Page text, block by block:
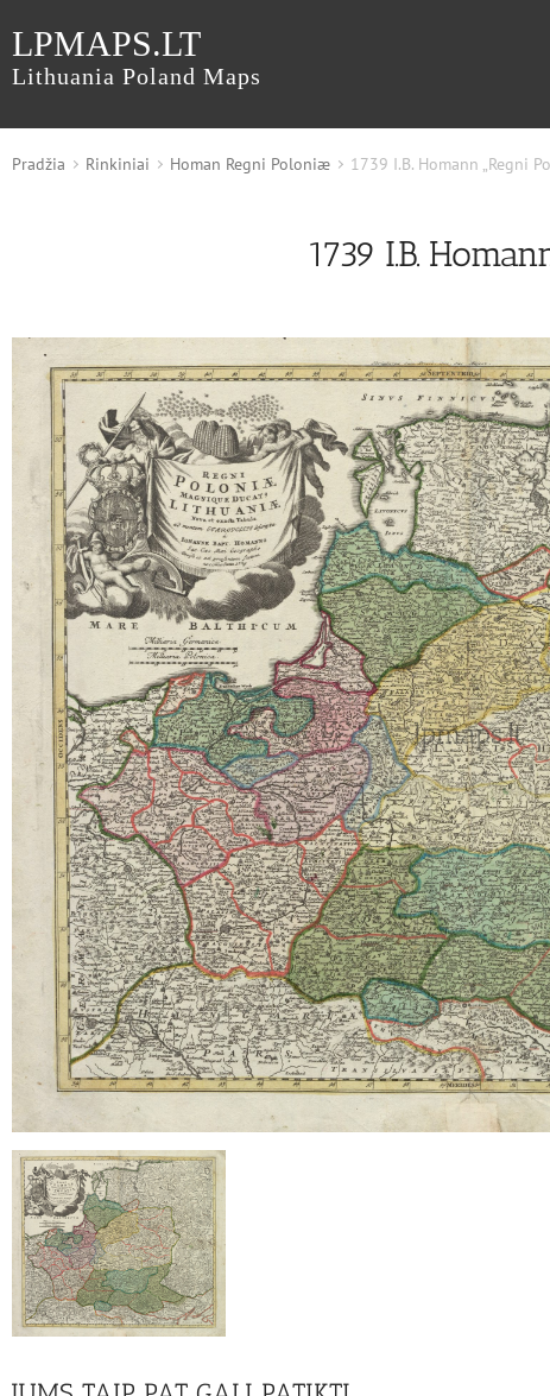
LPMAPS.LT
Lithuania Poland Maps
Pradžia Rinkiniai Homan Regni Poloniæ 1739 I.B. Homann „Regni
1739 I.B.